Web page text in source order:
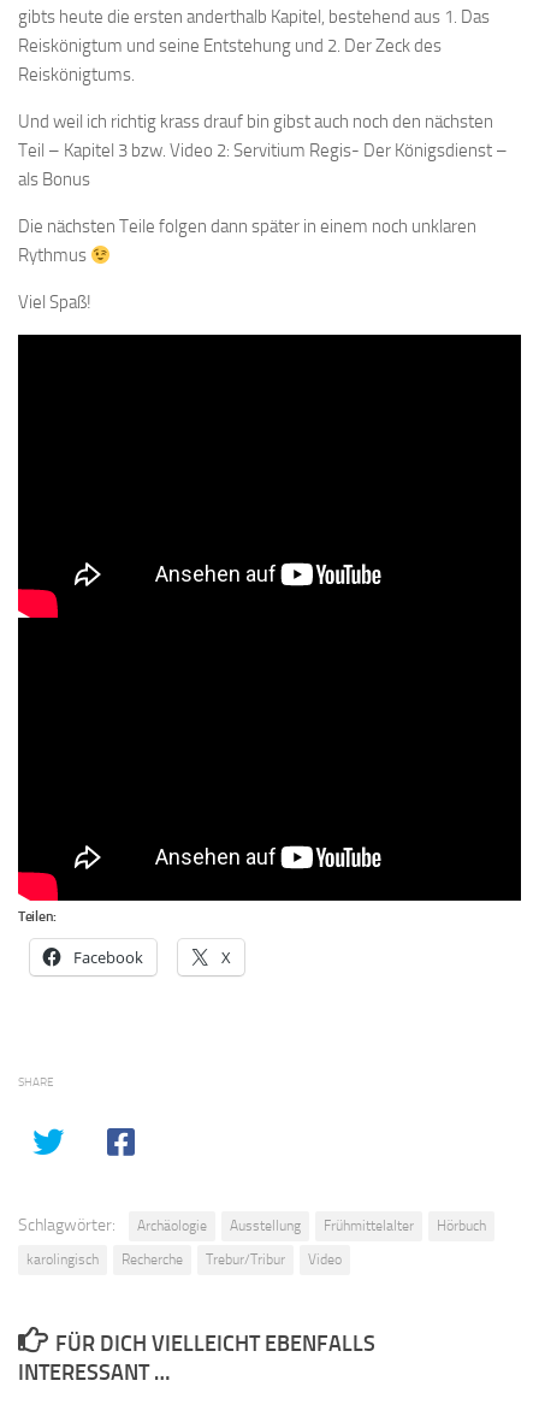
gibts heute die ersten anderthalb Kapitel, bestehend aus 1. Das
Reiskönigtum und seine Entstehung und 2. Der Zeck des
Reiskönigtums.
Und weil ich richtig krass drauf bin gibst auch noch den nächsten
Teil – Kapitel 3 bzw. Video 2: Servitium Regis- Der Königsdienst –
als Bonus
Die nächsten Teile folgen dann später in einem noch unklaren
Rythmus
Viel Spaß!
Teilen:
Facebook X
SHARE
Schlagwörter: Archäologie Ausstellung Frühmittelalter
Hörbuch
karolingisch
Recherche Trebur/Tribur Video
FÜR DICH VIELLEICHT EBENFALLS
INTERESSANT …